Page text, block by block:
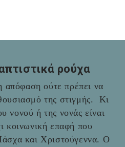
ρούχα
απόφαση ούτε πρέπει να
της στιγμής. Κι
νονού ή της νονάς είναι
κοινωνική επαφή που
και Χριστούγεννα. Ο